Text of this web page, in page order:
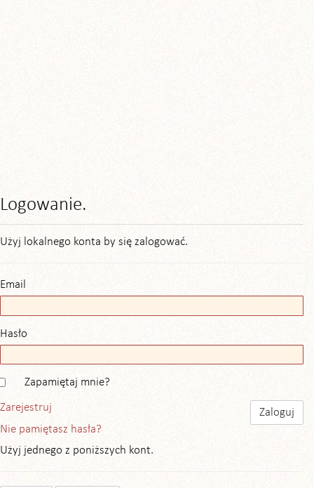
Logowanie.
Użyj lokalnego konta by się zalogować.
Email
Hasło
Zapamiętaj mnie?
Zarejestruj
Nie pamiętasz hasła?
Użyj jednego z poniższych kont.